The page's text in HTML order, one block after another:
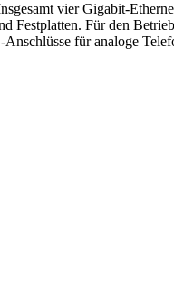
vier Gigabit-
Festplatten. Für den
für analoge